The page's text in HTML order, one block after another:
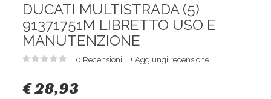
DUCATI MULTISTRADA (5)
91371751M LIBRETTO USO E
MANUTENZIONE
0 Recensioni + Aggiungi recensione
€ 28,93